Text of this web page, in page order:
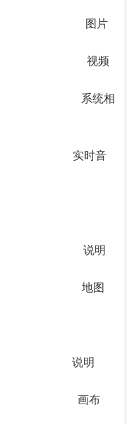
片
频
统相
实时音
说明
图
明
画布